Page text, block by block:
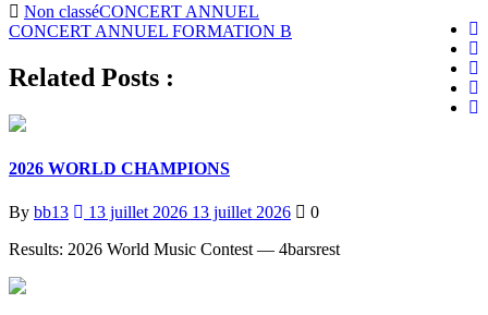
Non classé
Navigation
de
l’article
CONCERT ANNUEL
CONCERT ANNUEL FORMATION B
Related Posts :
2026 WORLD CHAMPIONS
By bb13 13 juillet 2026 13 juillet 2026
0
Results: 2026 World Music Contest — 4barsrest